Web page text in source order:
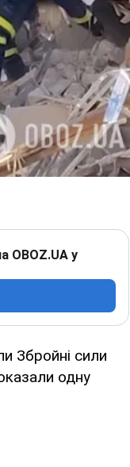
OBOZ.UA у
Збройні сили
одну